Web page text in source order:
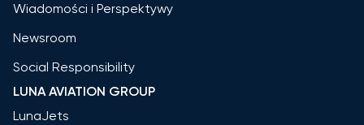
Wiadomości i Perspektywy
Newsroom
Social Responsibility
LUNA AVIATION GROUP
LunaJets